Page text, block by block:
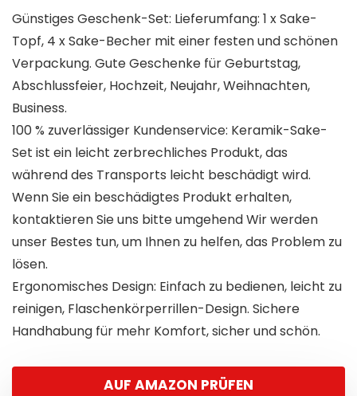
Günstiges Geschenk-Set: Lieferumfang: 1 x Sake-
Topf, 4 x Sake-Becher mit einer festen und schönen
Verpackung. Gute Geschenke für Geburtstag,
Abschlussfeier, Hochzeit, Neujahr, Weihnachten,
Business.
100 % zuverlässiger Kundenservice: Keramik-Sake-
Set ist ein leicht zerbrechliches Produkt, das
während des Transports leicht beschädigt wird.
Wenn Sie ein beschädigtes Produkt erhalten,
kontaktieren Sie uns bitte umgehend Wir werden
unser Bestes tun, um Ihnen zu helfen, das Problem zu
lösen.
Ergonomisches Design: Einfach zu bedienen, leicht zu
reinigen, Flaschenkörperrillen-Design. Sichere
Handhabung für mehr Komfort, sicher und schön.
AUF AMAZON PRÜFEN